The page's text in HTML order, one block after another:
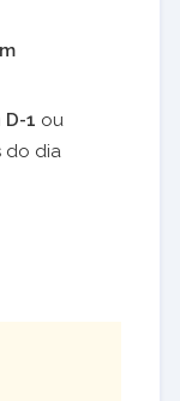
D-1 ou
do dia